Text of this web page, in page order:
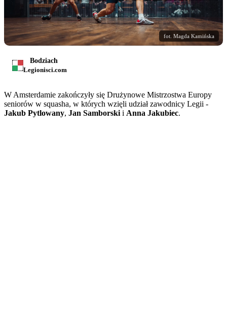
fot. Magda Kamińska
Bodziach
Legionisci.com
W Amsterdamie zakończyły się Drużynowe Mistrzostwa Europy
seniorów w squasha, w których wzięli udział zawodnicy Legii -
Jakub Pytlowany, Jan Samborski i Anna Jakubiec.